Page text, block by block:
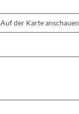
Auf der Karte anschauen